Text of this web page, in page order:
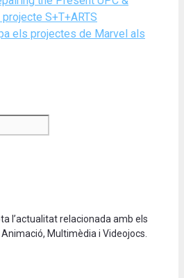
S+T+ARTS
els projectes de Marvel als
l’actualitat relacionada amb els
Multimèdia i Videojocs.